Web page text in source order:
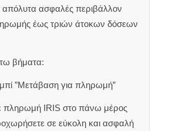
απόλυτα ασφαλές περιβάλλον
έως τριών άτοκων δόσεων
βήματα:
”Μετάβαση για πληρωμή”
πληρωμή IRIS στο πάνω μέρος
σε εύκολη και ασφαλή